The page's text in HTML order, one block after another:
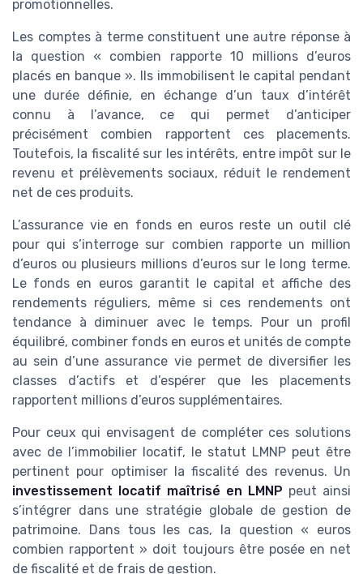
promotionnelles.
Les comptes à terme constituent une autre réponse à
la question « combien rapporte 10 millions d’euros
placés en banque ». Ils immobilisent le capital pendant
une durée définie, en échange d’un taux d’intérêt
connu à l’avance, ce qui permet d’anticiper
précisément combien rapportent ces placements.
Toutefois, la fiscalité sur les intérêts, entre impôt sur le
revenu et prélèvements sociaux, réduit le rendement
net de ces produits.
L’assurance vie en fonds en euros reste un outil clé
pour qui s’interroge sur combien rapporte un million
d’euros ou plusieurs millions d’euros sur le long terme.
Le fonds en euros garantit le capital et affiche des
rendements réguliers, même si ces rendements ont
tendance à diminuer avec le temps. Pour un profil
équilibré, combiner fonds en euros et unités de compte
au sein d’une assurance vie permet de diversifier les
classes d’actifs et d’espérer que les placements
rapportent millions d’euros supplémentaires.
Pour ceux qui envisagent de compléter ces solutions
avec de l’immobilier locatif, le statut LMNP peut être
pertinent pour optimiser la fiscalité des revenus. Un
investissement locatif maîtrisé en LMNP peut ainsi
s’intégrer dans une stratégie globale de gestion de
patrimoine. Dans tous les cas, la question « euros
combien rapportent » doit toujours être posée en net
de fiscalité et de frais de gestion.